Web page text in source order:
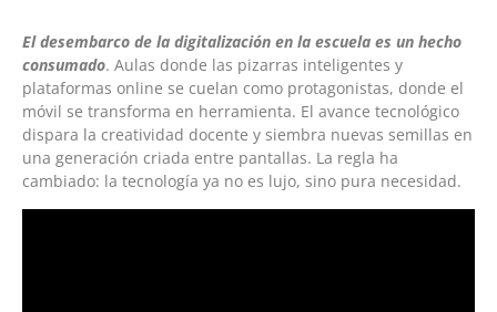
El desembarco de la digitalización en la escuela es un hecho
consumado. Aulas donde las pizarras inteligentes y
plataformas online se cuelan como protagonistas, donde el
móvil se transforma en herramienta. El avance tecnológico
dispara la creatividad docente y siembra nuevas semillas en
una generación criada entre pantallas. La regla ha
cambiado: la tecnología ya no es lujo, sino pura necesidad.